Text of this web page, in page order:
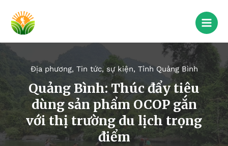
Địa phương, Tin tức, sự kiện, Tỉnh Quảng Bình
Quảng Bình: Thúc đẩy tiêu
dùng sản phẩm OCOP gắn
với thị trường du lịch trọng
điểm